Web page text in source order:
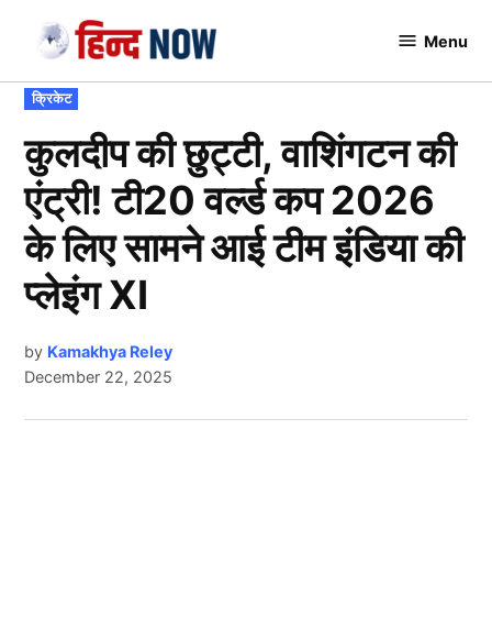
content
Menu
POSTED
IN
क्रिकेट
कुलदीप की छुट्टी, वाशिंगटन की
एंट्री! टी20 वर्ल्ड कप 2026
के लिए सामने आई टीम इंडिया की
प्लेइंग XI
by Kamakhya Reley
December 22, 2025